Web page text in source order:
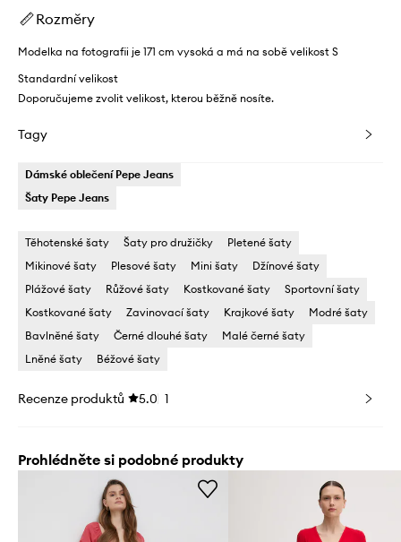
Rozměry
Modelka na fotografii je 171 cm vysoká a má na sobě velikost S
Standardní velikost
Doporučujeme zvolit velikost, kterou běžně nosíte.
Tagy
Dámské oblečení Pepe Jeans
Šaty Pepe Jeans
Těhotenské šaty Šaty pro družičky
Pletené šaty
Mikinové šaty
Plesové šaty Mini šaty
Džínové šaty
Plážové šaty
Růžové šaty Kostkované šaty
Sportovní šaty
Kostkované šaty
Zavinovací šaty Krajkové šaty
Modré šaty
Bavlněné šaty
Černé dlouhé šaty
Malé černé šaty
Lněné šaty
Béžové šaty
Recenze produktů 5.0 1
Prohlédněte si podobné produkty